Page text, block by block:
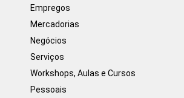
Empregos
Mercadorias
Negócios
Serviços
Workshops, Aulas e Cursos
Pessoais